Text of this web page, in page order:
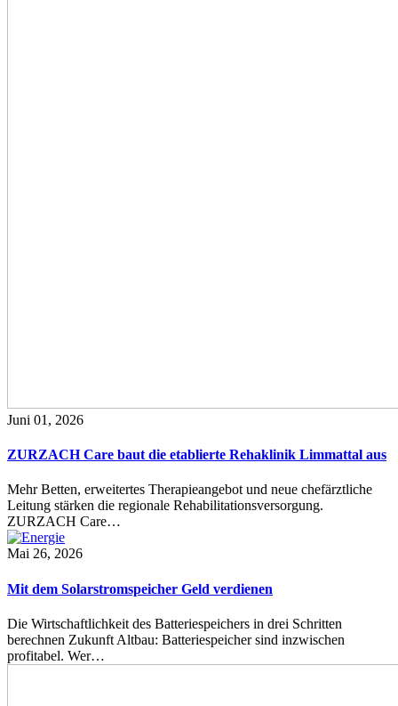
Juni 01, 2026
ZURZACH Care baut die etablierte Rehaklinik Limmattal aus
Mehr Betten, erweitertes Therapieangebot und neue chefärztliche
Leitung stärken die regionale Rehabilitationsversorgung.
ZURZACH Care…
Mai 26, 2026
Mit dem Solarstromspeicher Geld verdienen
Die Wirtschaftlichkeit des Batteriespeichers in drei Schritten
berechnen Zukunft Altbau: Batteriespeicher sind inzwischen
profitabel. Wer…